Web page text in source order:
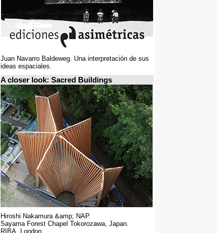
Juan Navarro Baldeweg. Una interpretación de sus
ideas espaciales.
A closer look: Sacred Buildings
Hiroshi Nakamura &amp; NAP.
Sayama Forest Chapel Tokorozawa, Japan.
RIBA, London.